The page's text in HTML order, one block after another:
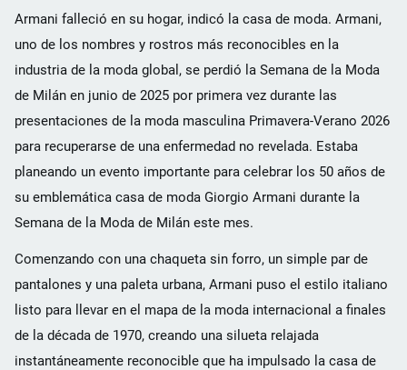
Armani falleció en su hogar, indicó la casa de moda. Armani,
uno de los nombres y rostros más reconocibles en la
industria de la moda global, se perdió la Semana de la Moda
de Milán en junio de 2025 por primera vez durante las
presentaciones de la moda masculina Primavera-Verano 2026
para recuperarse de una enfermedad no revelada. Estaba
planeando un evento importante para celebrar los 50 años de
su emblemática casa de moda Giorgio Armani durante la
Semana de la Moda de Milán este mes.
Comenzando con una chaqueta sin forro, un simple par de
pantalones y una paleta urbana, Armani puso el estilo italiano
listo para llevar en el mapa de la moda internacional a finales
de la década de 1970, creando una silueta relajada
instantáneamente reconocible que ha impulsado la casa de